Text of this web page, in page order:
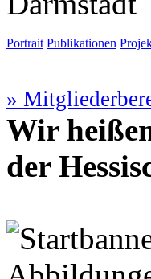
Portrait Publikationen
»
Wir
der